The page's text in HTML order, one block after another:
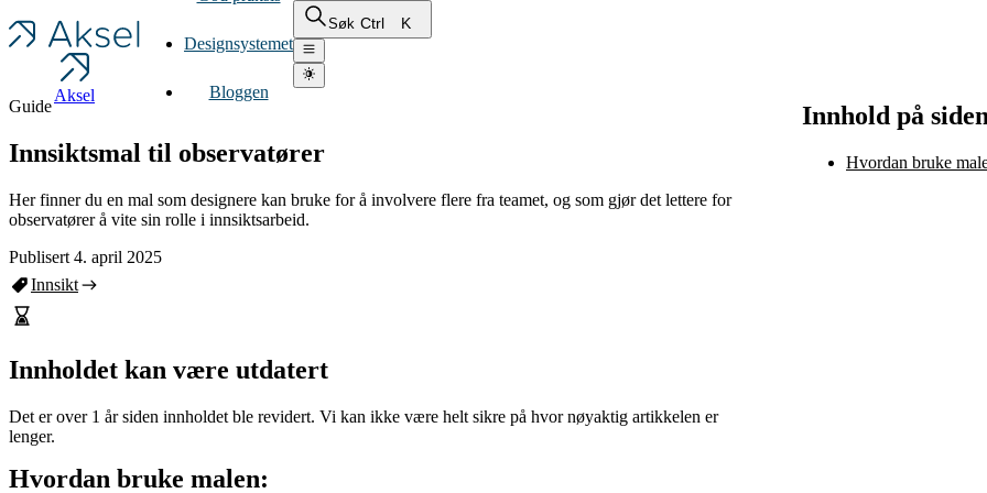
Aksel
Designsystemet
Bloggen
Søk Ctrl K
Guide
Innsiktsmal til observatører
Her finner du en mal som designere kan bruke for å involvere flere fra teamet, og som gjør det lettere for
observatører å vite sin rolle i innsiktsarbeid.
Publisert 4. april 2025
Innsikt
Innhold på
Hvordan bruke
Innholdet kan være utdatert
Det er over 1 år siden innholdet ble revidert. Vi kan ikke være helt sikre på hvor nøyaktig artikkelen er
lenger.
Hvordan bruke malen: